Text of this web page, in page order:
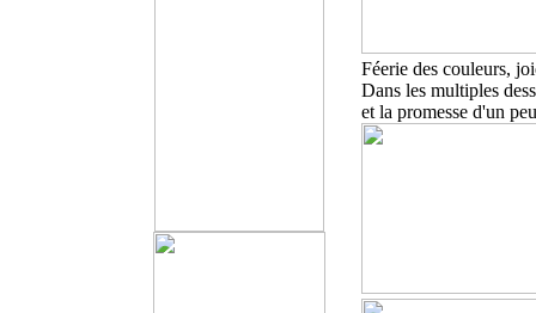
Féerie des couleurs,
Dans les multiples
et la promesse d'un